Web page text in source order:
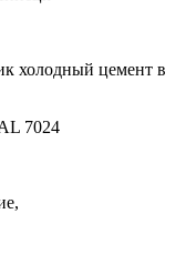
холодный цемент в
7024